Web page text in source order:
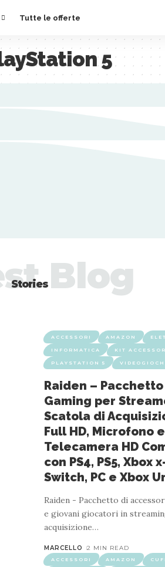
Tutte le offerte
5
StoriesBlog
ACCESSORI AMAZON
INFORMATICA KIT
PLAYSTATION 5
Raiden –
Gaming per
Scatola di
Full HD, Microfono e
Telecamera HD
con PS4, PS5, Xbox
Switch, PC e Xbox
Raiden - Pacchetto di
e giovani giocatori in
acquisizione…
MARCELLO 2 MIN READ
ACCESSORI AMAZON